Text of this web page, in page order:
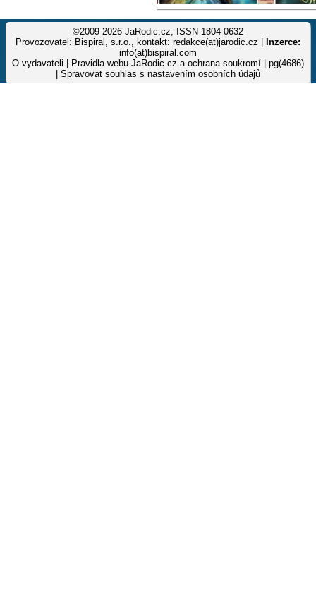
©2009-2026 JaRodic.cz, ISSN 1804-0632
Provozovatel: Bispiral, s.r.o., kontakt: redakce(at)jarodic.cz |
Inzerce:
info(at)bispiral.com
O vydavateli
Pravidla webu JaRodic.cz a ochrana soukromí | pg(4686)
Spravovat souhlas s nastavením osobních údajů